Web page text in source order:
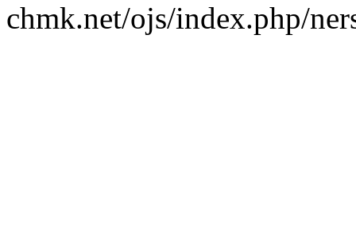
chmk.net/ojs/index.php/